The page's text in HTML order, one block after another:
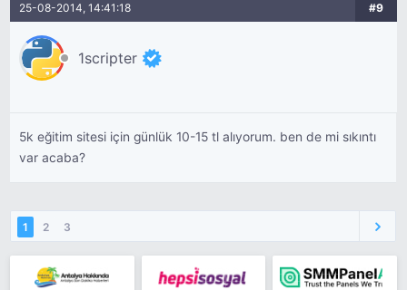
25-08-2014, 14:41:18 #9
1scripter
5k eğitim sitesi için günlük 10-15 tl alıyorum. ben de mi sıkıntı
var acaba?
1 2 3